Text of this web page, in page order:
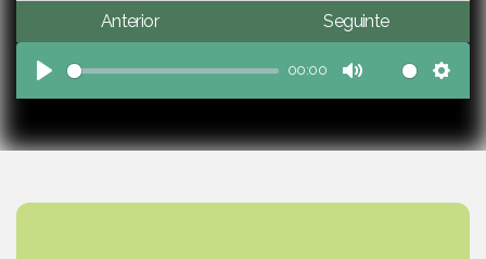
Anterior Seguinte
Play
00:00
Mute